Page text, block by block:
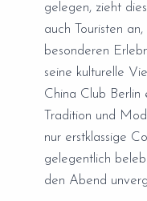
gelegen, zieht
auch Touristen
besonderen
seine kulturelle
China Club Berlin
Tradition und
nur erstklassige
gelegentlich
den Abend